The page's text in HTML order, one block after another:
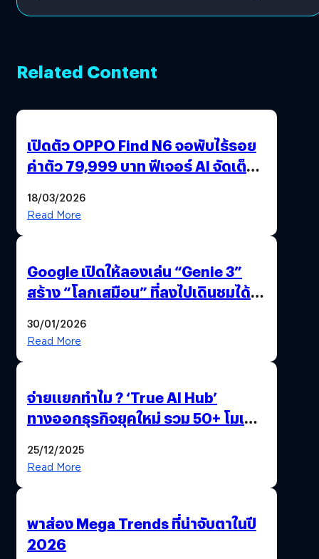
Related Content
เปิดตัว OPPO Find N6 จอพับไร้รอย
ค่าตัว 79,999 บาท ฟีเจอร์ AI จัดเต็ม
18/03/2026
Read More
Google เปิดให้ลองเล่น “Genie 3”
สร้าง “โลกเสมือน” ที่ลงไปเดินชมได้
30/01/2026
Read More
จ่ายแยกทำไม ? ‘True AI Hub’
ทางออกธุรกิจยุคใหม่ รวม 50+ โมเดล
25/12/2025
Read More
พาส่อง Mega Trends ที่น่าจับตาในปี
2026